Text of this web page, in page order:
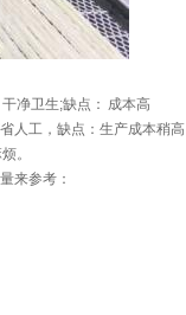
净卫生;缺点： 成本高
人工，缺点：生产成本稍高
。
来参考：